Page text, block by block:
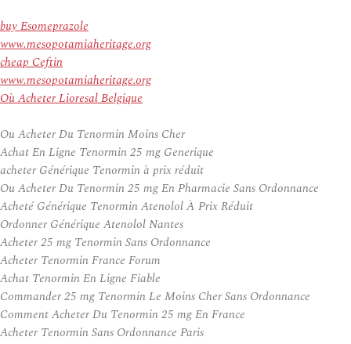
buy Esomeprazole
www.mesopotamiaheritage.org
cheap Ceftin
www.mesopotamiaheritage.org
Où Acheter Lioresal Belgique
Ou Acheter Du Tenormin Moins Cher
Achat En Ligne Tenormin 25 mg Generique
acheter Générique Tenormin à prix réduit
Ou Acheter Du Tenormin 25 mg En Pharmacie Sans Ordonnance
Acheté Générique Tenormin Atenolol À Prix Réduit
Ordonner Générique Atenolol Nantes
Acheter 25 mg Tenormin Sans Ordonnance
Acheter Tenormin France Forum
Achat Tenormin En Ligne Fiable
Commander 25 mg Tenormin Le Moins Cher Sans Ordonnance
Comment Acheter Du Tenormin 25 mg En France
Acheter Tenormin Sans Ordonnance Paris